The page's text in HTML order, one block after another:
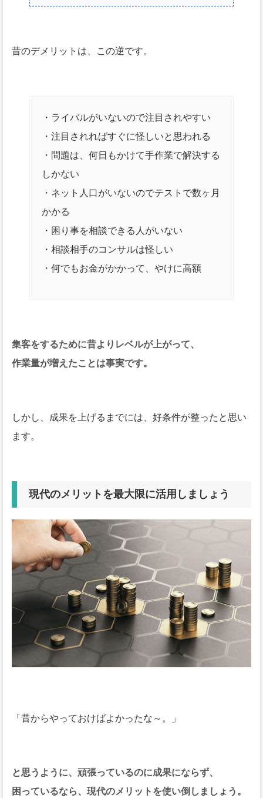
昔のデメリットは、この逆です。
・ライバルがいないので注目されやすい
・注目されればすぐに怪しいと思われる
・問題は、何日もかけて手作業で解決する
しかない
・ネット人口がいないのでテストで数ヶ月
かかる
・困り事を相談できる人がいない
・相談相手のコンサルは怪しい
・何でもお金がかかって、やけに高額
集客をするために昔よりレベルが上がって、
作業量が増えたことは事実です。
しかし、成果を上げるまでには、好条件が整ったと思い
ます。
現代のメリットを最大限に活用しましょう
「昔からやっておけばよかったな～。」
と思うように、頑張っているのに成果にならず、
困っているなら、現代のメリットを使い倒しましょう。